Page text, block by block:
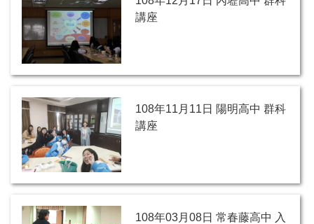
講座
108年11月11日 陽明高中 群科
講座
108年03月08日 常春藤高中 入